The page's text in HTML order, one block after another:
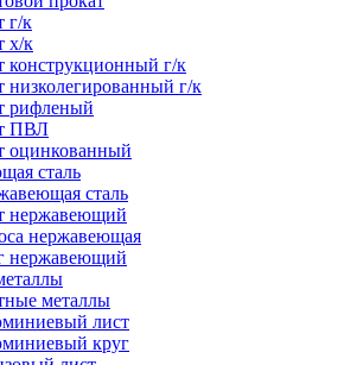
г/к
х/к
конструкционный г/к
низколегированный г/к
рифленый
ПВЛ
оцинкованный
сталь
сталь
нержавеющий
нержавеющая
нержавеющий
металлы
лист
круг